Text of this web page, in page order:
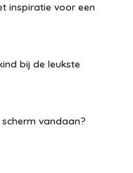
inspiratie voor een
bij de leukste
vandaan?